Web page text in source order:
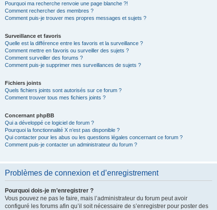
Pourquoi ma recherche renvoie une page blanche ?!
Comment rechercher des membres ?
Comment puis-je trouver mes propres messages et sujets ?
Surveillance et favoris
Quelle est la différence entre les favoris et la surveillance ?
Comment mettre en favoris ou surveiller des sujets ?
Comment surveiller des forums ?
Comment puis-je supprimer mes surveillances de sujets ?
Fichiers joints
Quels fichiers joints sont autorisés sur ce forum ?
Comment trouver tous mes fichiers joints ?
Concernant phpBB
Qui a développé ce logiciel de forum ?
Pourquoi la fonctionnalité X n’est pas disponible ?
Qui contacter pour les abus ou les questions légales concernant ce forum ?
Comment puis-je contacter un administrateur du forum ?
Problèmes de connexion et d’enregistrement
Pourquoi dois-je m’enregistrer ?
Vous pouvez ne pas le faire, mais l’administrateur du forum peut avoir
configuré les forums afin qu’il soit nécessaire de s’enregistrer pour poster des